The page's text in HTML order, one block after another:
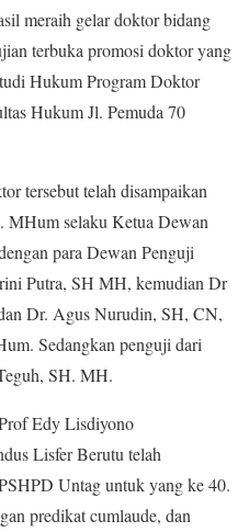
meraih gelar doktor bidang
terbuka promosi doktor yang
Hukum Program Doktor
Hukum Jl. Pemuda 70
tersebut telah disampaikan
selaku Ketua Dewan
para Dewan Penguji
Putra, SH MH, kemudian Dr
Dr. Agus Nurudin, SH, CN,
Sedangkan penguji dari
SH. MH.
Edy Lisdiyono
Lisfer Berutu telah
Untag untuk yang ke 40.
predikat cumlaude, dan